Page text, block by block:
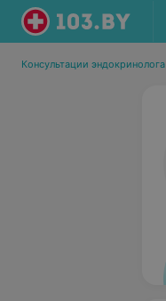
Консультации эндокринолога